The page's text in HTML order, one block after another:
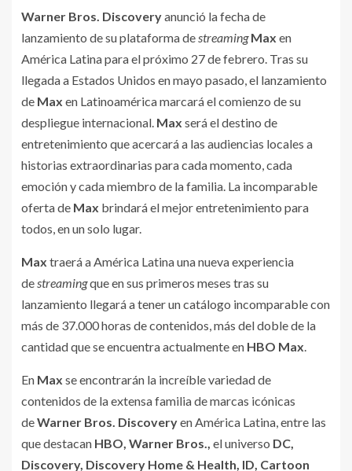
Warner Bros. Discoveryanunció la fecha de
lanzamiento de su plataforma destreaming Max en
América Latina para el próximo 27 de febrero. Tras su
llegada a Estados Unidos en mayo pasado, el lanzamiento
de Max en Latinoamérica marcará el comienzo de su
despliegue internacional. Max será el destino de
entretenimiento que acercará a las audiencias locales a
historias extraordinarias para cada momento, cada
emoción y cada miembro de la familia. La incomparable
oferta de Max brindará el mejor entretenimiento para
todos, en un solo lugar.
Max traerá a América Latina una nueva experiencia
destreamingque en sus primeros meses tras su
lanzamiento llegará a tener un catálogo incomparable con
más de 37.000 horas de contenidos, más del doble de la
cantidad que se encuentra actualmente en HBO Max.
En Max se encontrarán la increíble variedad de
contenidos de la extensa familia de marcas icónicas
deWarner Bros. Discoveryen América Latina, entre las
que destacan HBO, Warner Bros., el universo DC,
Discovery, Discovery Home & Health, ID, Cartoon